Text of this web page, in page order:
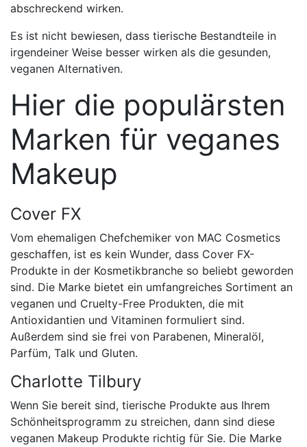
abschreckend wirken.
Es ist nicht bewiesen, dass tierische Bestandteile in
irgendeiner Weise besser wirken als die gesunden,
veganen Alternativen.
Hier die populärsten
Marken für veganes
Makeup
Cover FX
Vom ehemaligen Chefchemiker von MAC Cosmetics
geschaffen, ist es kein Wunder, dass Cover FX-
Produkte in der Kosmetikbranche so beliebt geworden
sind. Die Marke bietet ein umfangreiches Sortiment an
veganen und Cruelty-Free Produkten, die mit
Antioxidantien und Vitaminen formuliert sind.
Außerdem sind sie frei von Parabenen, Mineralöl,
Parfüm, Talk und Gluten.
Charlotte Tilbury
Wenn Sie bereit sind, tierische Produkte aus Ihrem
Schönheitsprogramm zu streichen, dann sind diese
veganen Makeup Produkte richtig für Sie. Die Marke